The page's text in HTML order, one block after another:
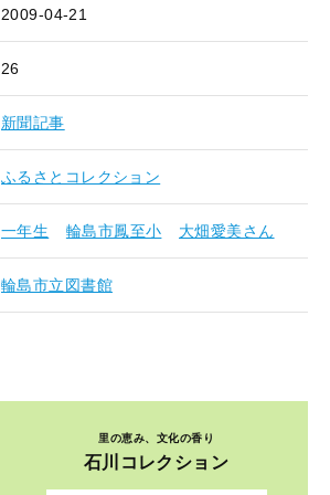
2009-04-21
26
新聞記事
ふるさとコレクション
一年生 輪島市鳳至小 大畑愛美さん
輪島市立図書館
里の恵み、文化の香り
石川コレクション